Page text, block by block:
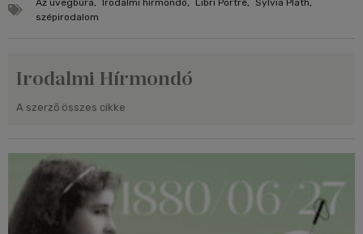
Az üvegbúra, Irodalmi hírmondó, Libri Portré, Sylvia Plath,
szépirodalom
Irodalmi Hírmondó
A szerző összes cikke